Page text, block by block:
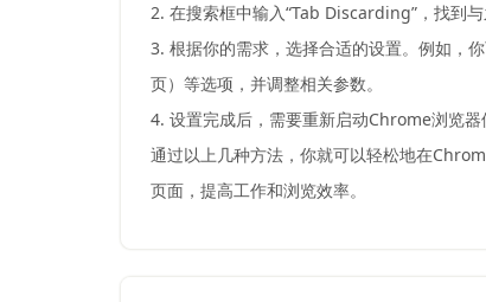
2. 在搜索框中输入“Tab Discarding”，找到与
3. 根据你的需求，选择合适的设置。例如
页）等选项，并调整相关参数。
4. 设置完成后，需要重新启动Chrome浏览器
通过以上几种方法，你就可以轻松地在
页面，提高工作和浏览效率。